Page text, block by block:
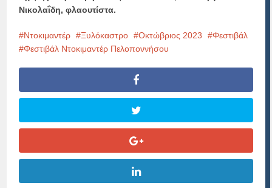
Νικολαΐδη, φλαουτίστα.
Ντοκιμαντέρ Ξυλόκαστρο Οκτώβριος 2023
Φεστιβάλ
Φεστιβάλ Ντοκιμαντέρ Πελοποννήσου